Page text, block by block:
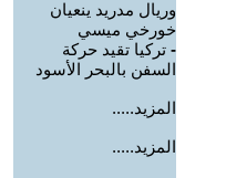
وريال مدريد ينعيان
خورخي ميسي
- تركيا تقيد حركة
السفن بالبحر الأسود
المزيد.....
المزيد.....